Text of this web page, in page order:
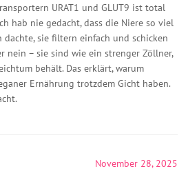
URAT1 und GLUT9 ist total
hab nie gedacht, dass die Niere so viel
dachte, sie filtern einfach und schicken
nein – sie sind wie ein strenger Zöllner,
behält. Das erklärt, warum
Ernährung trotzdem Gicht haben.
November 28, 2025